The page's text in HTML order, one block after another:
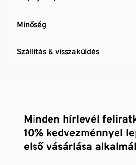
Minőség
Szállítás & visszaküldés
Minden hírlevél
10% kedvezménnyel
első vásárlása